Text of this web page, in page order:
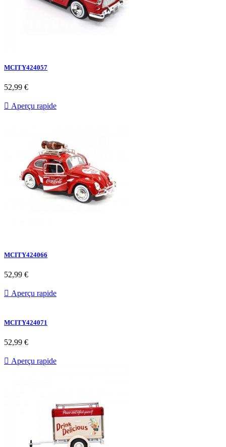
MCITY424057
52,99 €
 Aperçu rapide
MCITY424066
52,99 €
 Aperçu rapide
MCITY424071
52,99 €
 Aperçu rapide